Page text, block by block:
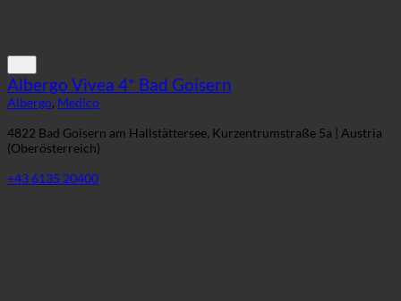
Albergo Vivea 4* Bad Goisern
Albergo, Medico
4822 Bad Goisern am Hallstättersee, Kurzentrumstraße 5a | Austria
(Oberösterreich)
+43 6135 20400